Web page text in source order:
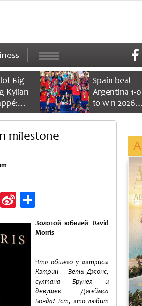
Big
Kylian
Spain beat
Argentina 1-0
to win 2026
FIFA World
milestone
SinaShare
Золотой юбилей David
Morris
Что общего у актрисы
Кэтрин Зеты-Джонс,
султана Брунея и
девушек Джеймса
Бонда? Тот, кто любит